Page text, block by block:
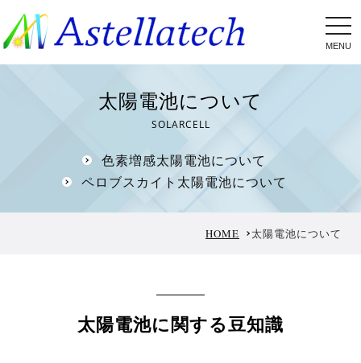
太陽電池について
SOLARCELL
色素増感太陽電池について
ペロブスカイト太陽電池について
HOME 太陽電池について
太陽電池に関する豆知識